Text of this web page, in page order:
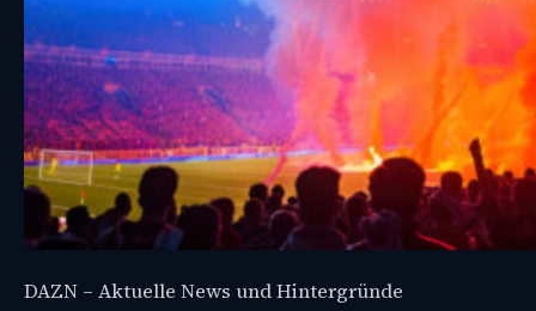
DAZN – Aktuelle News und Hintergründe